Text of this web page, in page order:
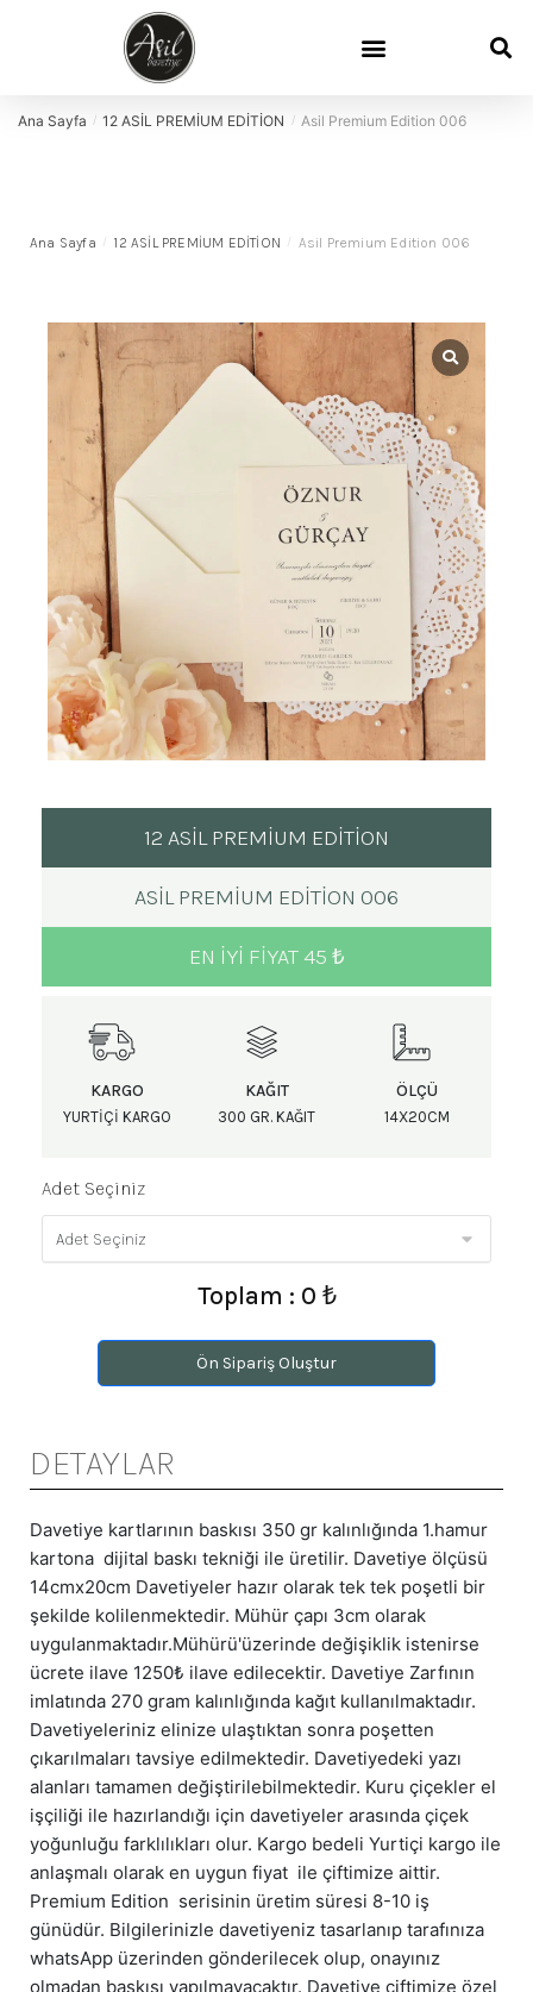
Ana Sayfa / 12 ASİL PREMİUM EDİTİON / Asil Premium Edition 006
Ana Sayfa / 12 ASİL PREMİUM EDİTİON / Asil Premium Edition 006
12 ASİL PREMİUM EDİTİON
ASIL PREMIUM EDITION 006
EN IYI FIYAT 45 ₺
KARGO
YURTIÇI KARGO
KAĞIT
300 GR. KAĞIT
ÖLÇÜ
14X20CM
Adet Seçiniz
Toplam : 0 ₺
Ön Sipariş Oluştur
DETAYLAR
Davetiye kartlarının baskısı 350 gr kalınlığında 1.hamur
kartona dijital baskı tekniği ile üretilir. Davetiye ölçüsü
14cmx20cm Davetiyeler hazır olarak tek tek poşetli bir
şekilde kolilenmektedir. Mühür çapı 3cm olarak
uygulanmaktadır.Mühürü'üzerinde değişiklik istenirse
ücrete ilave 1250₺ ilave edilecektir. Davetiye Zarfının
imlatında 270 gram kalınlığında kağıt kullanılmaktadır.
Davetiyeleriniz elinize ulaştıktan sonra poşetten
çıkarılmaları tavsiye edilmektedir. Davetiyedeki yazı
alanları tamamen değiştirilebilmektedir. Kuru çiçekler el
işçiliği ile hazırlandığı için davetiyeler arasında çiçek
yoğunluğu farklılıkları olur. Kargo bedeli Yurtiçi kargo ile
anlaşmalı olarak en uygun fiyat ile çiftimize aittir.
Premium Edition serisinin üretim süresi 8-10 iş
günüdür. Bilgilerinizle davetiyeniz tasarlanıp tarafınıza
whatsApp üzerinden gönderilecek olup, onayınız
olmadan baskısı yapılmayacaktır. Davetiye çiftimize özel